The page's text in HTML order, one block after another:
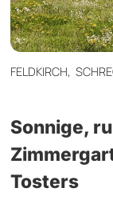
FELDKIRCH,
Sonnige,
Tosters